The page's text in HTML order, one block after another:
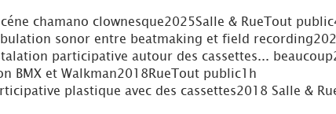
chamano clownesque2025Salle & RueTout public
sonor entre beatmaking et field recording
participative autour des cassettes... beaucoup
BMX et Walkman2018RueTout public1h
plastique avec des cassettes2018 Salle &